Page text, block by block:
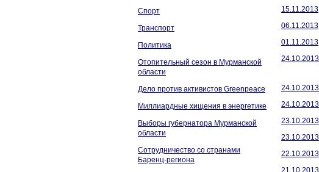
Спорт
Транспорт
Политика
Отопительный сезон в Мурманской
области
Дело против активистов Greenpeace
Миллиардные хищения в энергетике
Выборы губернатора Мурманской
области
Сотрудничество со странами
Баренц-региона
15.11.2013
06.11.2013
01.11.2013
24.10.2013
24.10.2013
24.10.2013
23.10.2013
23.10.2013
22.10.2013
21.10.2013